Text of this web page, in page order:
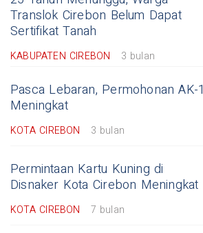
Translok Cirebon Belum Dapat
Sertifikat Tanah
KABUPATEN CIREBON 3 bulan
Pasca Lebaran, Permohonan AK-1
Meningkat
KOTA CIREBON 3 bulan
Permintaan Kartu Kuning di
Disnaker Kota Cirebon Meningkat
KOTA CIREBON 7 bulan